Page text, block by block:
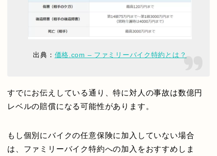
出典： 価格.com – ファミリーバイク特約とは？
すでにお伝えしている通り、特に対人の事故は数億円
レベルの賠償になる可能性があります。
もし個別にバイクの任意保険に加入していない場合
は、ファミリーバイク特約への加入をおすすめしま